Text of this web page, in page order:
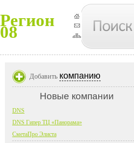
Регион
08
Добавить компанию
Новые компании
DNS
DNS Гипер ТЦ «Панорама»
СметаПро Элиста